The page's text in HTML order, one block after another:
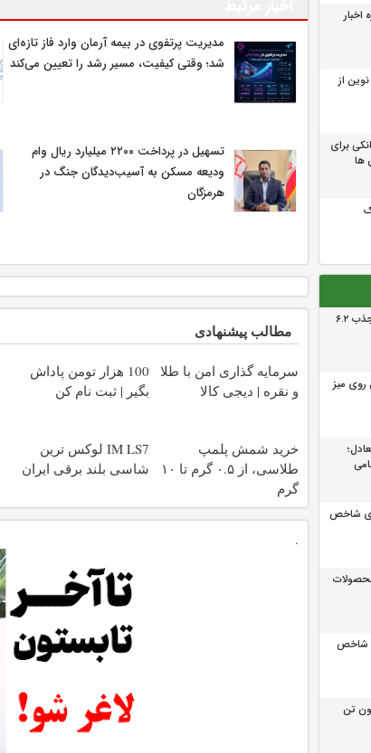
اخبار
از
برای
ها
رکوردشکنی بورس با جذب ۶.۲
روی میز
واحدی شاخص
محصولات
شاخص
۳.۲ میلیون تن
مدیریت پرتفوی در بیمه آرمان وارد فاز تازه‌ای
شد؛ وقتی کیفیت، مسیر رشد را تعیین می‌کند
تسهیل در پرداخت ۲۲۰۰ میلیارد ریال وام
ودیعه مسکن به آسیب‌دیدگان جنگ در
هرمزگان
مطالب پیشنهادی
سرمایه گذاری امن با طلا
و نقره | دیجی کالا
100 هزار تومن پاداش
بگیر | ثبت نام کن
خرید شمش پلمپ
طلاسی، از ۰.۵ گرم تا ۱۰
گرم
IM LS7 لوکس ترین
شاسی بلند برقی ایران
.